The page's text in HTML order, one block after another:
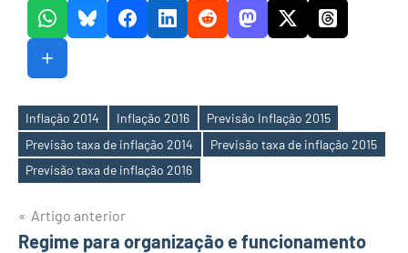
Etiquetas
Inflação 2014 Inflação 2016
Previsão Inflação 2015
Previsão taxa de inflação 2014
Previsão taxa de inflação 2015
Previsão taxa de inflação 2016
Navegação
Artigo anterior
Regime para organização e funcionamento